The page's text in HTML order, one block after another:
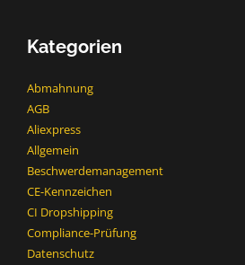
Kategorien
Abmahnung
AGB
Aliexpress
Allgemein
Beschwerdemanagement
CE-Kennzeichen
CI Dropshipping
Compliance-Prüfung
Datenschutz